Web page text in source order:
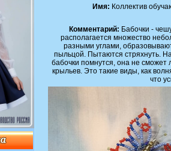
Имя: Коллектив
Комментарий: Бабочки -
располагается множество
разными углами,
пыльцой. Пытаются стряхнуть.
бабочки помнутся, она не сможет
крыльев. Это такие виды, как
что